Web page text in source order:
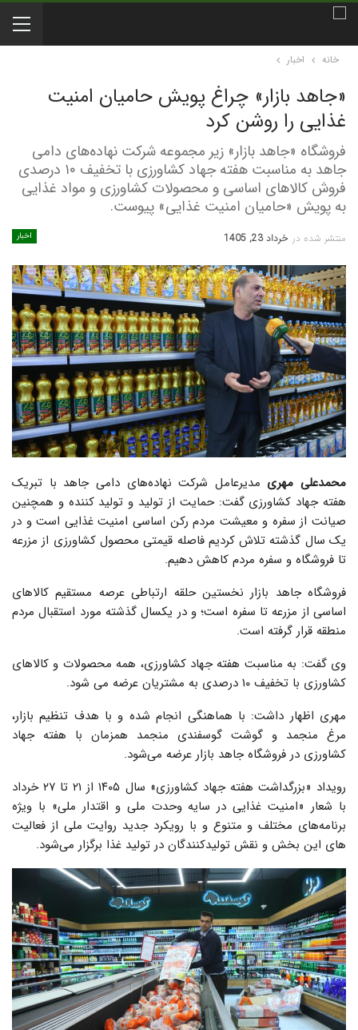
خانه اخبار
«جاهد بازار» چراغ پویش حامیان امنیت
غذایی را روشن کرد
فروشگاه «جاهد بازار» زیر مجموعه شرکت نهاده‌های دامی
جاهد به مناسبت هفته جهاد کشاورزی با تخفیف ۱۰ درصدی
فروش کالاهای اساسی و محصولات کشاورزی و مواد غذایی
به پویش «حامیان امنیت غذایی» پیوست.
اخبار منتشر شده در خرداد 23, 1405
محمدعلی مهری مدیرعامل شرکت نهاده‌های دامی جاهد با تبریک
هفته جهاد کشاورزی گفت: حمایت از تولید و تولید کننده و همچنین
صیانت از سفره و معیشت مردم رکن اساسی امنیت غذایی است و در
یک سال گذشته تلاش کردیم فاصله قیمتی محصول کشاورزی از مزرعه
تا فروشگاه و سفره مردم کاهش دهیم.
فروشگاه جاهد بازار نخستین حلقه ارتباطی عرصه مستقیم کالاهای
اساسی از مزرعه تا سفره است؛ و در یکسال گذشته مورد استقبال مردم
منطقه قرار گرفته است.
وی گفت: به مناسبت هفته جهاد کشاورزی، همه محصولات و کالاهای
کشاورزی با تخفیف ۱۰ درصدی به مشتریان عرضه می شود.
مهری اظهار داشت: با هماهنگی انجام شده و با هدف تنظیم بازار،
مرغ منجمد و گوشت گوسفندی منجمد همزمان با هفته جهاد
کشاورزی در فروشگاه جاهد بازار عرضه می‌شود.
رویداد «بزرگداشت هفته جهاد کشاورزی» سال ۱۴۰۵ از ۲۱ تا ۲۷ خرداد
با شعار «امنیت غذایی در سایه وحدت ملی و اقتدار ملی» با ویژه
برنامه‌های مختلف و متنوع و با رویکرد جدید روایت ملی از فعالیت
های این بخش و نقش تولیدکنندگان در تولید غذا برگزار می‌شود.